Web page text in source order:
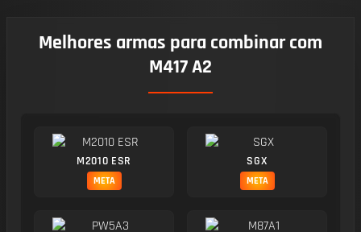
Melhores armas para combinar com
M417 A2
M2010 ESR
META
SGX
META